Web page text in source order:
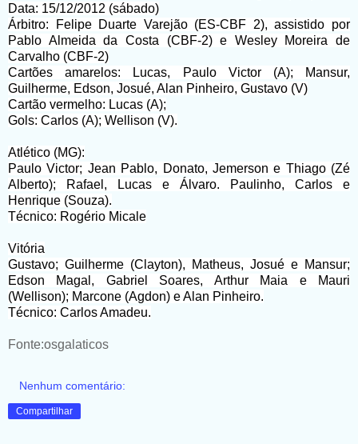
Data: 15/12/2012 (sábado)
Árbitro: Felipe Duarte Varejão (ES-CBF 2), assistido por
Pablo Almeida da Costa (CBF-2) e Wesley Moreira de
Carvalho (CBF-2)
Cartões amarelos: Lucas, Paulo Victor (A); Mansur,
Guilherme, Edson, Josué, Alan Pinheiro, Gustavo (V)
Cartão vermelho: Lucas (A);
Gols: Carlos (A); Wellison (V).
Atlético (MG):
Paulo Victor; Jean Pablo, Donato, Jemerson e Thiago (Zé
Alberto); Rafael, Lucas e Álvaro. Paulinho, Carlos e
Henrique (Souza).
Técnico: Rogério Micale
Vitória
Gustavo; Guilherme (Clayton), Matheus, Josué e Mansur;
Edson Magal, Gabriel Soares, Arthur Maia e Mauri
(Wellison); Marcone (Agdon) e Alan Pinheiro.
Técnico: Carlos Amadeu.
Fonte:osgalaticos
Nenhum comentário:
Compartilhar